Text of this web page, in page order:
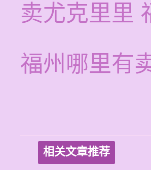
卖尤克里里
福州哪里有
相关文章推荐